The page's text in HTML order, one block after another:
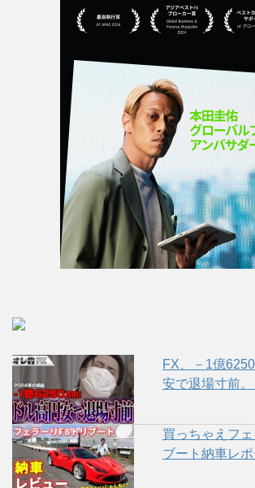
FX、－1億
安で退場寸前。
買っちゃえフ
ブート納車レ